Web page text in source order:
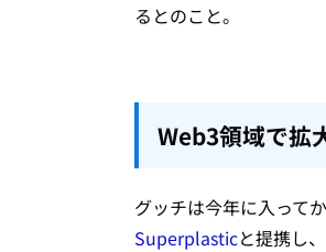
るとのこと。
Web3領域で拡
グッチは今年に入って
Superplasticと提携し